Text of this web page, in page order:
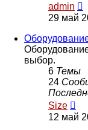
admin
к
29 май
выбор.
6 Темы
24
Size
к
12 май